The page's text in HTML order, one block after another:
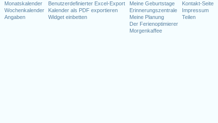
Monatskalender
Wochenkalender
Angaben
Benutzerdefinierter Excel-Export
Kalender als PDF exportieren
Widget einbetten
Meine Geburtstage
Erinnerungszentrale
Meine Planung
Der Ferienoptimierer
Morgenkaffee
Kontakt-Seite
Impressum
Teilen